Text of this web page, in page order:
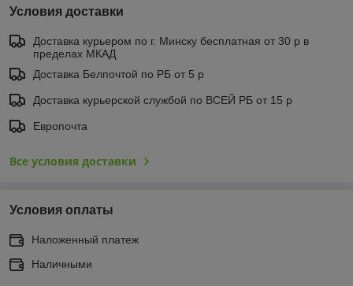
Условия доставки
Доставка курьером по г. Минску бесплатная от 30 р в
пределах МКАД
Доставка Белпочтой по РБ от 5 р
Доставка курьерской службой по ВСЕЙ РБ от 15 р
Европочта
Все условия доставки
Условия оплаты
Наложенный платеж
Наличными